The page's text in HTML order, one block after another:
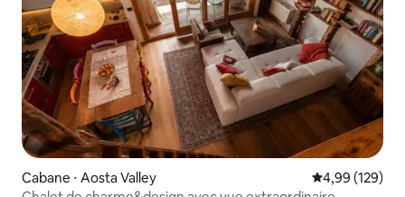
Cabane ⋅ Aosta Valley Évaluation
4,99 (129)